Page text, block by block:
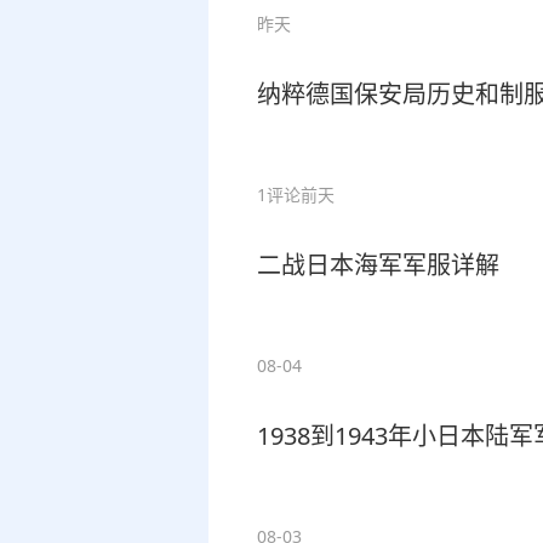
昨天
纳粹德国保安局历史和制
1评论前天
二战日本海军军服详解
08-04
1938到1943年小日本陆军
08-03